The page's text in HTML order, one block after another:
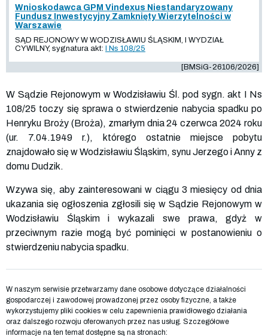
Wnioskodawca GPM Vindexus Niestandaryzowany
Fundusz Inwestycyjny Zamknięty Wierzytelności w
Warszawie
SĄD REJONOWY W WODZISŁAWIU ŚLĄSKIM, I WYDZIAŁ
CYWILNY, sygnatura akt: I Ns 108/25
[BMSiG-26106/2026]
W Sądzie Rejonowym w Wodzisławiu Śl. pod sygn. akt I Ns
108/25 toczy się sprawa o stwierdzenie nabycia spadku po
Henryku Broży (Broża), zmarłym dnia 24 czerwca 2024 roku
(ur. 7.04.1949 r.), którego ostatnie miejsce pobytu
znajdowało się w Wodzisławiu Śląskim, synu Jerzego i Anny z
domu Dudzik.
Wzywa się, aby zainteresowani w ciągu 3 miesięcy od dnia
ukazania się ogłoszenia zgłosili się w Sądzie Rejonowym w
Wodzisławiu Śląskim i wykazali swe prawa, gdyż w
przeciwnym razie mogą być pominięci w postanowieniu o
stwierdzeniu nabycia spadku.
W naszym serwisie przetwarzamy dane osobowe dotyczące działalności
gospodarczej i zawodowej prowadzonej przez osoby fizyczne, a także
wykorzystujemy pliki cookies w celu zapewnienia prawidłowego działania
oraz dalszego rozwoju oferowanych przez nas usług. Szczegółowe
informacje na ten temat dostępne są na stronach: